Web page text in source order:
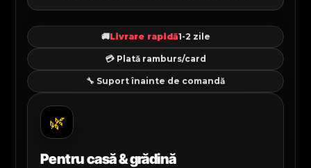
🚚Livrare rapidă1-2 zile
💳 Plată ramburs/card
🔧 Suport înainte de comandă
🌿
Pentru casă & grădină